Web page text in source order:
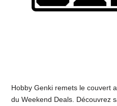
Hobby Genki remets le couvert
du Weekend Deals. Découvrez